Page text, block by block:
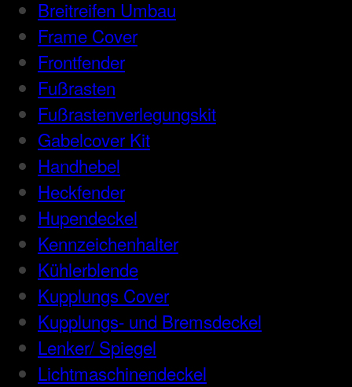
Breitreifen Umbau
Frame Cover
Frontfender
Fußrasten
Fußrastenverlegungskit
Gabelcover Kit
Handhebel
Heckfender
Hupendeckel
Kennzeichenhalter
Kühlerblende
Kupplungs Cover
Kupplungs- und Bremsdeckel
Lenker/ Spiegel
Lichtmaschinendeckel